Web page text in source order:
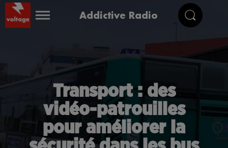
Addictive Radio
Transport : des
vidéo-patrouilles
pour améliorer la